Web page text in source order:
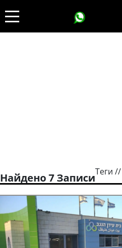
Теги
Найдено 7 Записи